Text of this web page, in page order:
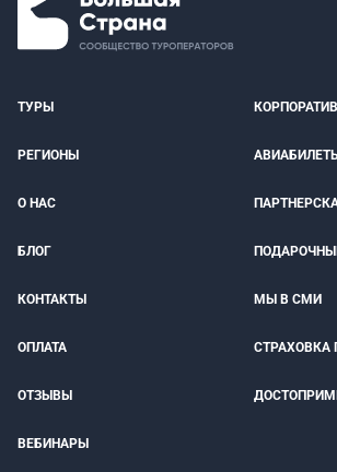
ТУРЫ
РЕГИОНЫ
О НАС
БЛОГ
КОНТАКТЫ МЫ В СМИ
ОПЛАТА СТРАХОВКА
ОТЗЫВЫ
ВЕБИНАРЫ